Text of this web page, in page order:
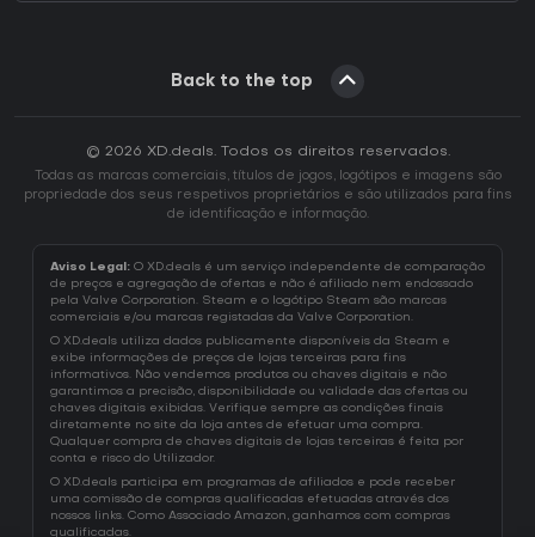
Back to the top
© 2026 XD.deals. Todos os direitos reservados.
Todas as marcas comerciais, títulos de jogos, logótipos e imagens são
propriedade dos seus respetivos proprietários e são utilizados para fins
de identificação e informação.
Aviso Legal: O XD.deals é um serviço independente de comparação
de preços e agregação de ofertas e não é afiliado nem endossado
pela Valve Corporation. Steam e o logótipo Steam são marcas
comerciais e/ou marcas registadas da Valve Corporation.
O XD.deals utiliza dados publicamente disponíveis da Steam e
exibe informações de preços de lojas terceiras para fins
informativos. Não vendemos produtos ou chaves digitais e não
garantimos a precisão, disponibilidade ou validade das ofertas ou
chaves digitais exibidas. Verifique sempre as condições finais
diretamente no site da loja antes de efetuar uma compra.
Qualquer compra de chaves digitais de lojas terceiras é feita por
conta e risco do Utilizador.
O XD.deals participa em programas de afiliados e pode receber
uma comissão de compras qualificadas efetuadas através dos
nossos links. Como Associado Amazon, ganhamos com compras
qualificadas.